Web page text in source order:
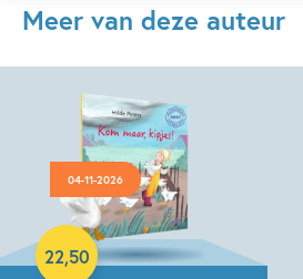
Meer van deze auteur
04-11-2026
22,50
Hardcover